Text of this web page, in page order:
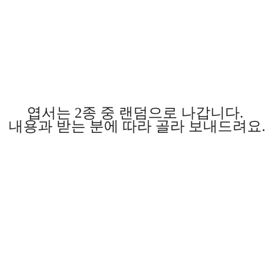
엽서는 2종 중 랜덤으로 나갑니다.
내용과 받는 분에 따라 골라 보내드려요.